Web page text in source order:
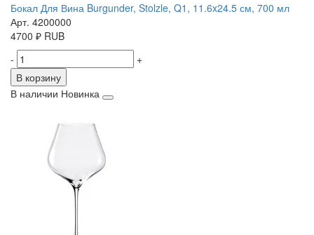
Бокал Для Вина Burgunder, Stolzle, Q1, 11.6x24.5 см, 700 мл
Арт. 4200000
4700 ₽ RUB
-
+
В корзину
В наличии Новинка